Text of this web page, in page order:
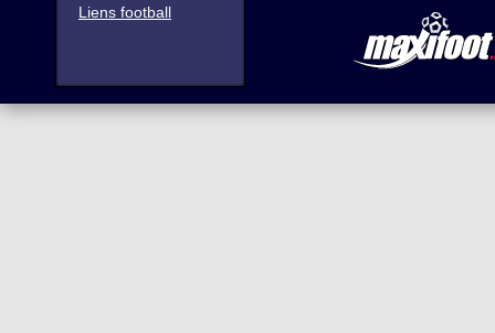
Liens football